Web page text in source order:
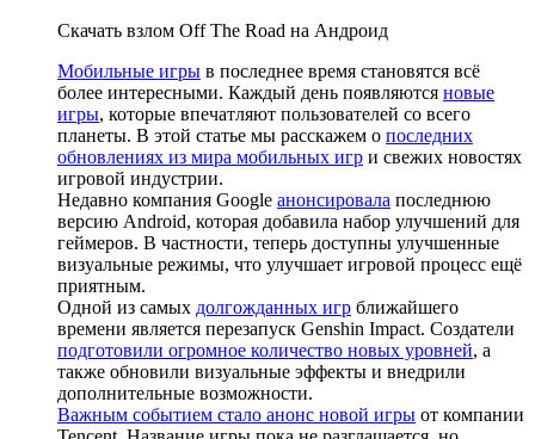
Скачать взлом Off The Road на Андроид
Мобильные игры в последнее время становятся всё
более интересными. Каждый день появляются новые
игры, которые впечатляют пользователей со всего
планеты. В этой статье мы расскажем о последних
обновлениях из мира мобильных игр и свежих новостях
игровой индустрии.
Недавно компания Google анонсировала последнюю
версию Android, которая добавила набор улучшений для
геймеров. В частности, теперь доступны улучшенные
визуальные режимы, что улучшает игровой процесс ещё
приятным.
Одной из самых долгожданных игр ближайшего
времени является перезапуск Genshin Impact. Создатели
подготовили огромное количество новых уровней, а
также обновили визуальные эффекты и внедрили
дополнительные возможности.
Важным событием стало анонс новой игры от компании